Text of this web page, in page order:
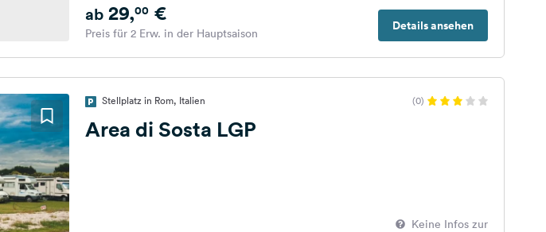
Details ansehen
ab29,00€
Preis für 2 Erw. in der Hauptsaison
Stellplatz in Rom, Italien (0)
Area di Sosta LGP
Keine Infos zur